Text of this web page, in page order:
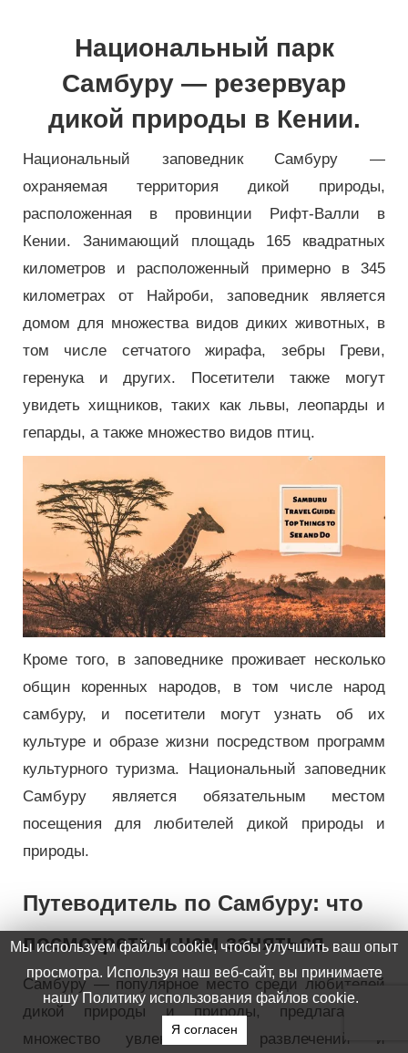
Национальный парк
Самбуру — резервуар
дикой природы в Кении.
Национальный заповедник Самбуру —
охраняемая территория дикой природы,
расположенная в провинции Рифт-Валли в
Кении. Занимающий площадь 165 квадратных
километров и расположенный примерно в 345
километрах от Найроби, заповедник является
домом для множества видов диких животных, в
том числе сетчатого жирафа, зебры Греви,
геренука и других. Посетители также могут
увидеть хищников, таких как львы, леопарды и
гепарды, а также множество видов птиц.
Кроме того, в заповеднике проживает несколько
общин коренных народов, в том числе народ
самбуру, и посетители могут узнать об их
культуре и образе жизни посредством программ
культурного туризма. Национальный заповедник
Самбуру является обязательным местом
посещения для любителей дикой природы и
природы.
Путеводитель по Самбуру: что
посмотреть и чем заняться
Самбуру — популярное место среди любителей
дикой природы и природы, предлагающее
множество увлекательных развлечений и